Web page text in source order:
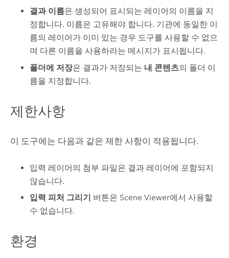
결과 이름은 생성되어 표시되는 레이어의 이름을 지
정합니다. 이름은 고유해야 합니다. 기관에 동일한 이
름의 레이어가 이미 있는 경우 도구를 사용할 수 없으
며 다른 이름을 사용하라는 메시지가 표시됩니다.
폴더에 저장은 결과가 저장되는 내 콘텐츠의 폴더 이
름을 지정합니다.
제한사항
이 도구에는 다음과 같은 제한 사항이 적용됩니다.
입력 레이어의 첨부 파일은 결과 레이어에 포함되지
않습니다.
입력 피처 그리기 버튼은 Scene Viewer에서 사용할
수 없습니다.
환경